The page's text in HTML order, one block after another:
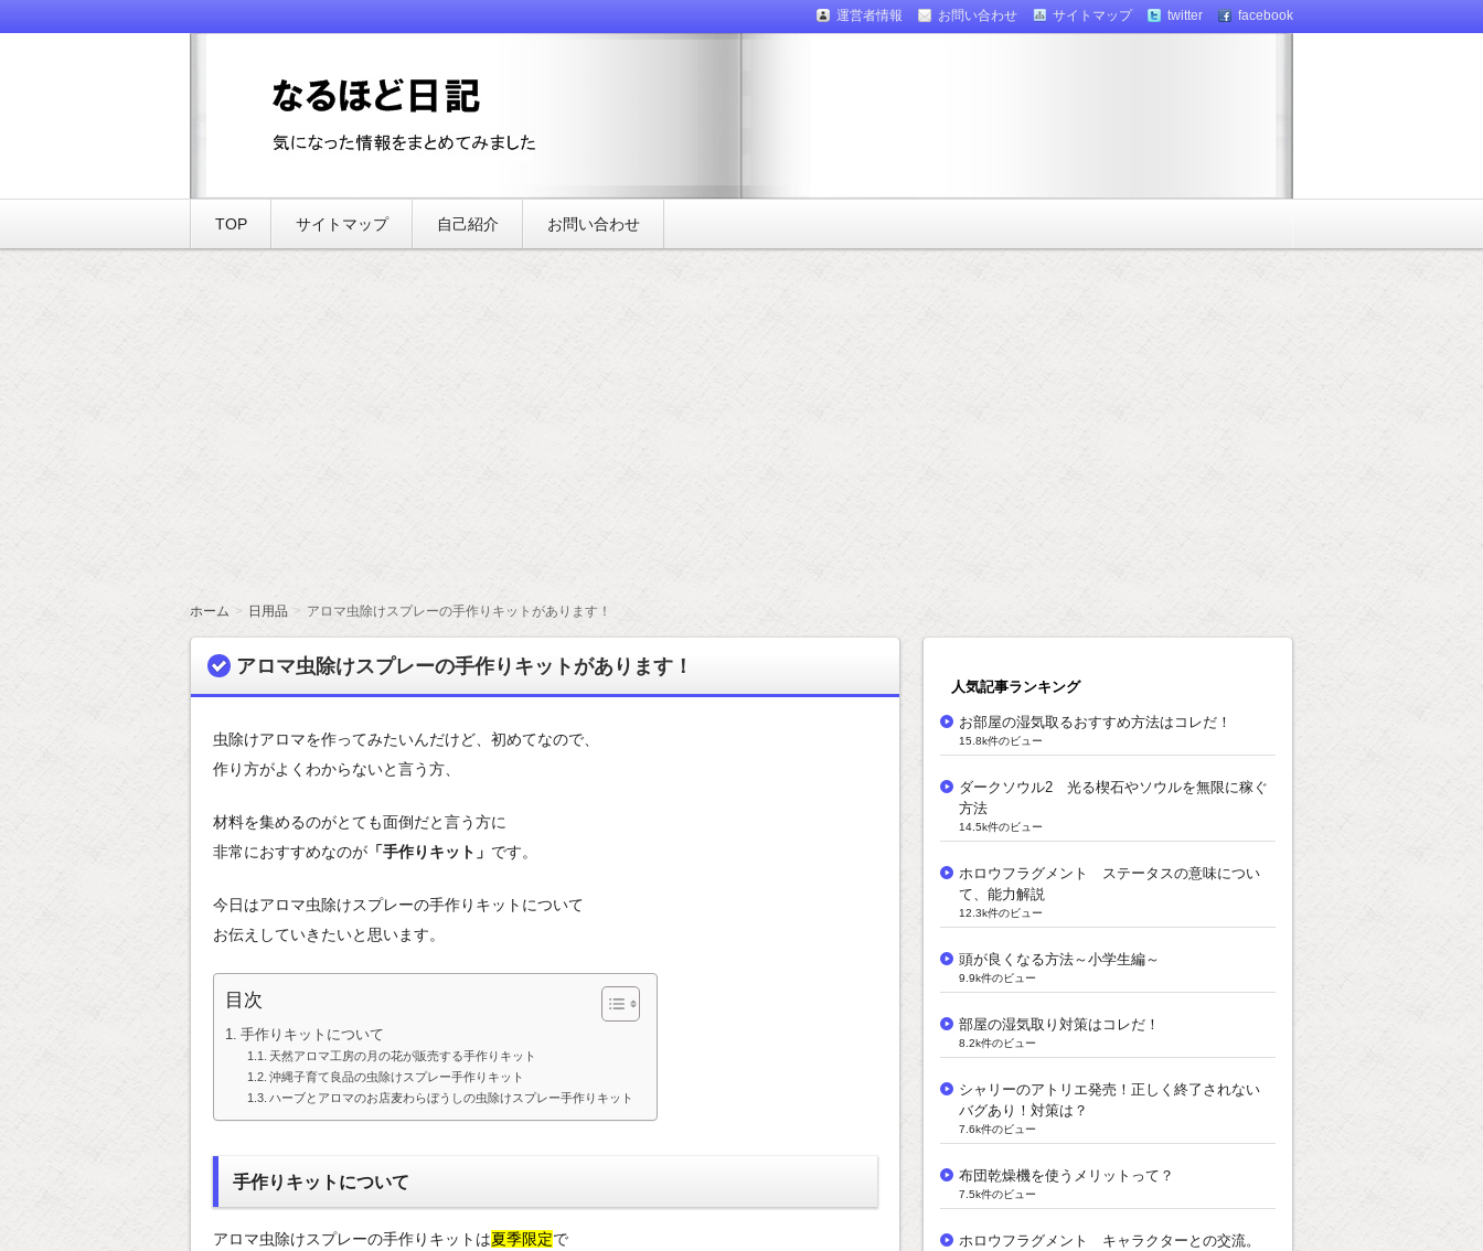
運営者情報 お問い合わせ サイトマップ twitter facebook
なるほど日記
TOP サイトマップ 自己紹介 お問い合わせ
ホーム 日用品 アロマ虫除けスプレーの手作りキットがあります！
アロマ虫除けスプレーの手作りキットがあります！
虫除けアロマを作ってみたいんだけど、初めてなので、
作り方がよくわからないと言う方、
材料を集めるのがとても面倒だと言う方に
非常におすすめなのが 「手作りキット」 です。
今日はアロマ虫除けスプレーの手作りキットについて
お伝えしていきたいと思います。
目次
手作りキットについて
天然アロマ工房の月の花が販売する手作りキット
沖縄子育て良品の虫除けスプレー手作りキット
ハーブとアロマのお店麦わらぼうしの虫除けスプレー手作りキット
手作りキットについて
アロマ虫除けスプレーの手作りキットは夏季限定で
人気記事ランキング
お部屋の湿気取るおすすめ方法はコレだ！
15.8k件のビュー
ダークソウル2 光る楔石やソウルを無限に稼ぐ
方法
14.5k件のビュー
ホロウフラグメント ステータスの意味につい
て、能力解説
12.3k件のビュー
頭が良くなる方法～小学生編～
9.9k件のビュー
部屋の湿気取り対策はコレだ！
8.2k件のビュー
シャリーのアトリエ発売！正しく終了されない
バグあり！対策は？
7.6k件のビュー
布団乾燥機を使うメリットって？
7.5k件のビュー
ホロウフラグメント キャラクターとの交流。